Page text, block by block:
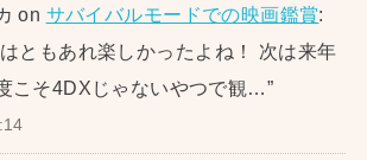
on サバイバルモードでの映画鑑賞:
ともあれ楽しかったよね！ 次は来年
こそ4DXじゃないやつで観…”